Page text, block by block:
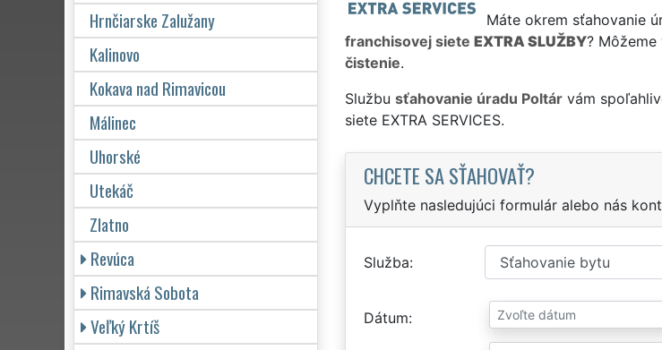
Máte okrem sťahovanie
franchisovej siete EXTRA SLUŽBY?
čistenie.
Službu sťahovanie úradu Poltárvám
siete EXTRA SERVICES.
CHCETE SA SŤAHOVAŤ?
Vyplňte nasledujúci formulár alebo nás
Služba
Dátum
Hrnčiarske Zalužany
Kalinovo
Kokava nad Rimavicou
Málinec
Uhorské
Utekáč
Zlatno
Revúca
Rimavská Sobota
Veľký Krtíš